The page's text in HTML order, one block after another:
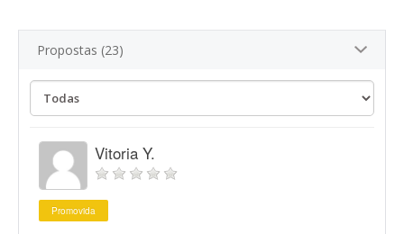
Propostas (23)
Vitoria Y.
Promovida